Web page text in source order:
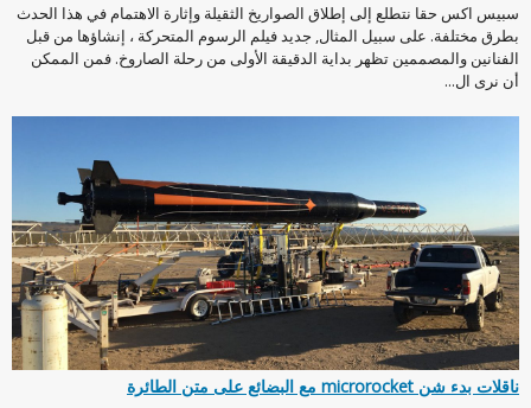
سبيس اكس حقا نتطلع إلى إطلاق الصواريخ الثقيلة وإثارة الاهتمام في هذا الحدث
بطرق مختلفة. على سبيل المثال, جديد فيلم الرسوم المتحركة ، إنشاؤها من قبل
الفنانين والمصممين تظهر بداية الدقيقة الأولى من رحلة الصاروخ. فمن الممكن
أن نرى ال...
ناقلات بدء شن microrocket مع البضائع على متن الطائرة